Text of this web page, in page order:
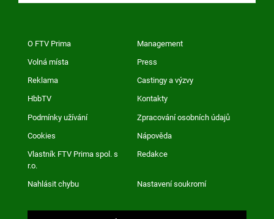
O FTV Prima Management
Volná místa Press
Reklama Castingy a výzvy
HbbTV Kontakty
Podmínky užívání Zpracování osobních údajů
Cookies Nápověda
Vlastník FTV Prima spol. s
r.o.
Redakce
Nahlásit chybu Nastavení soukromí